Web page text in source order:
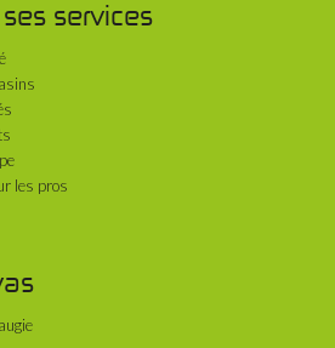
ses services
les pros